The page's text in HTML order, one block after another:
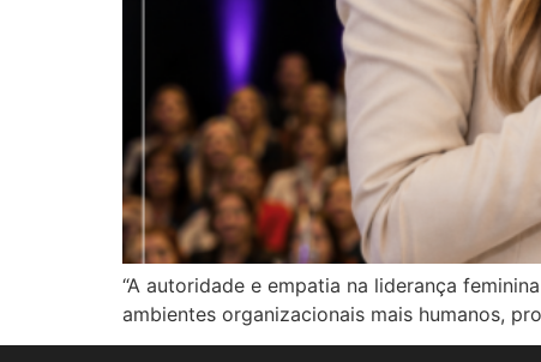
“A autoridade e empatia na liderança
ambientes organizacionais mais humanos,